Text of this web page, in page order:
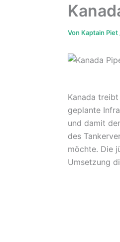
Von Kaptain Piet
Kanada
geplante
und damit
des
möchte. Die
Umsetzung